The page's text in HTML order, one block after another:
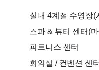
실내 4계절 수영장(
스파 & 뷰티 센터(
피트니스 센터
회의실 / 컨벤션 센